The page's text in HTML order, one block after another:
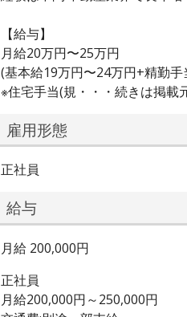
【給与】
月給20万円〜25万円
(基本給19万円〜24万円+精勤手
※住宅手当(規・・・続きは掲載
雇用形態
正社員
給与
月給 200,000円
正社員
月給200,000円～250,000円